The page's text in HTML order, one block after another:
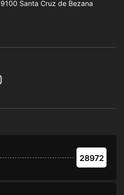
Santa Cruz de Bezana
28972